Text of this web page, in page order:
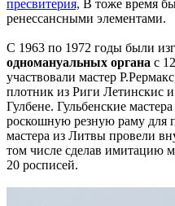
пресвитерия, В тоже время
ренессансными элементами.
С 1963 по 1972 годы были
одномануальных органа с
участвовали мастер
плотник из Риги Летинскис и
Гулбене. Гульбенские
роскошную резную раму для
мастера из Литвы провели
том числе сделав имитацию
20 росписей.